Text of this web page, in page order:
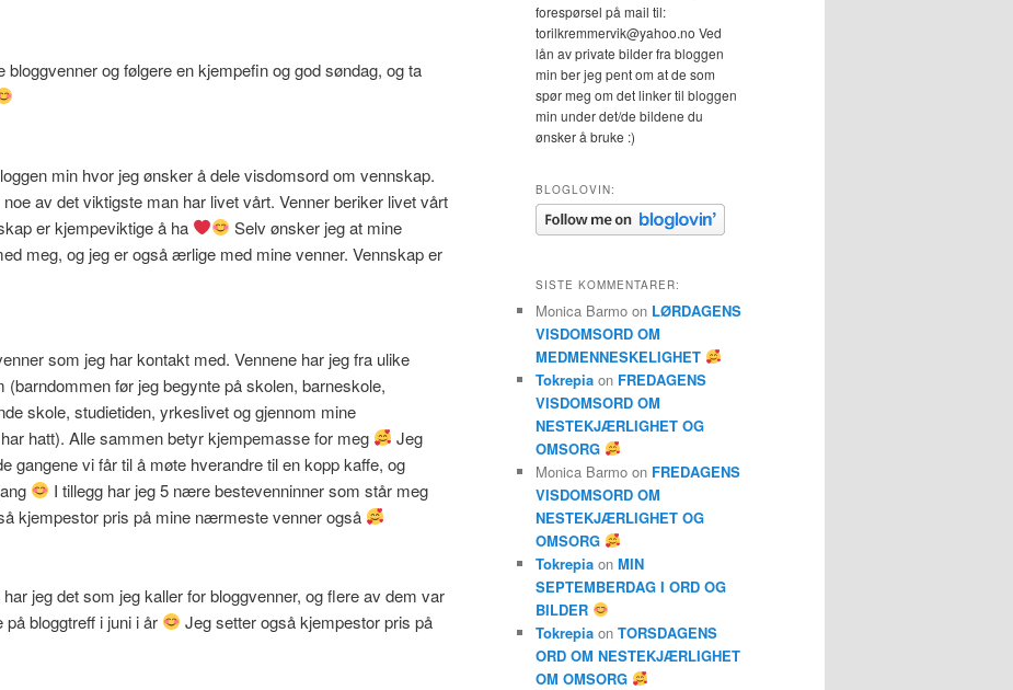
og følgere en kjempefin og god søndag, og ta
min hvor jeg ønsker å dele visdomsord om vennskap.
av det viktigste man har livet vårt. Venner beriker livet vårt
er kjempeviktige å ha
Selv ønsker jeg at mine
meg, og jeg er også ærlige med mine venner. Vennskap er
som jeg har kontakt med. Vennene har jeg fra ulike
(barndommen før jeg begynte på skolen, barneskole,
skole, studietiden, yrkeslivet og gjennom mine
hatt). Alle sammen betyr kjempemasse for meg
Jeg
gangene vi får til å møte hverandre til en kopp kaffe, og
I tillegg har jeg 5 nære bestevenninner som står meg
kjempestor pris på mine nærmeste venner også
jeg det som jeg kaller for bloggvenner, og flere av dem var
bloggtreff i juni i år
Jeg setter også kjempestor pris på
forespørsel på mail til:
torilkremmervik@yahoo.no Ved
lån av private bilder fra bloggen
min ber jeg pent om at de som
spør meg om det linker til bloggen
min under det/de bildene du
ønsker å bruke :)
BLOGLOVIN:
SISTE KOMMENTARER:
Monica Barmo on LØRDAGENS
VISDOMSORD OM
MEDMENNESKELIGHET
Tokrepia on FREDAGENS
VISDOMSORD OM
NESTEKJÆRLIGHET OG
OMSORG
Monica Barmo on FREDAGENS
VISDOMSORD OM
NESTEKJÆRLIGHET OG
OMSORG
Tokrepia on MIN
SEPTEMBERDAG I ORD OG
BILDER
Tokrepia on TORSDAGENS
ORD OM NESTEKJÆRLIGHET
OM OMSORG